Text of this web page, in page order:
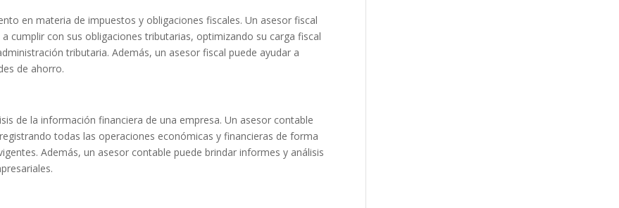
en materia de impuestos y obligaciones fiscales. Un asesor fiscal
cumplir con sus obligaciones tributarias, optimizando su carga fiscal
tributaria. Además, un asesor fiscal puede ayudar a
de ahorro.
de la información financiera de una empresa. Un asesor contable
todas las operaciones económicas y financieras de forma
Además, un asesor contable puede brindar informes y análisis